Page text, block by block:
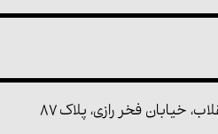
خیابان فخر رازی، پلاک ۸۷